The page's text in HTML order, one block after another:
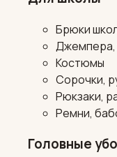
Брюки
Джемпера,
Костюмы
Сорочки,
Рюкзаки,
Ремни,
Головные